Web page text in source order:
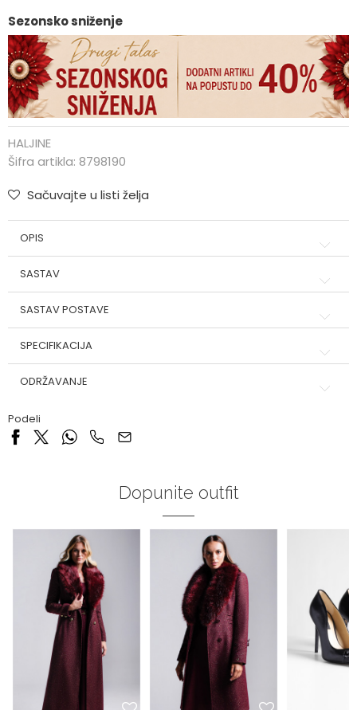
Sezonsko sniženje
HALJINE
Šifra artikla: 8798190
Sačuvajte u listi želja
OPIS
SASTAV
SASTAV POSTAVE
SPECIFIKACIJA
ODRŽAVANJE
Podeli
Dopunite outfit